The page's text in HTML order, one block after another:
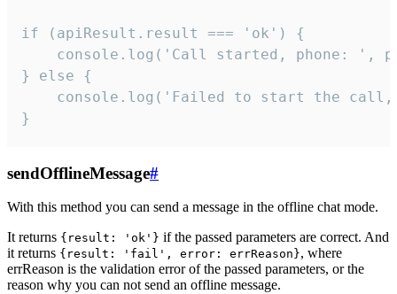
if (apiResult.result === 'ok') {
console.log('Call started, phone: ',
} else {
console.log('Failed to start the
}
sendOfflineMessage#
With this method you can send a message in the offline chat mode.
It returns {result: 'ok'} if the passed parameters are correct. And
it returns {result: 'fail', error: errReason}, where
errReason is the validation error of the passed parameters, or the
reason why you can not send an offline message.